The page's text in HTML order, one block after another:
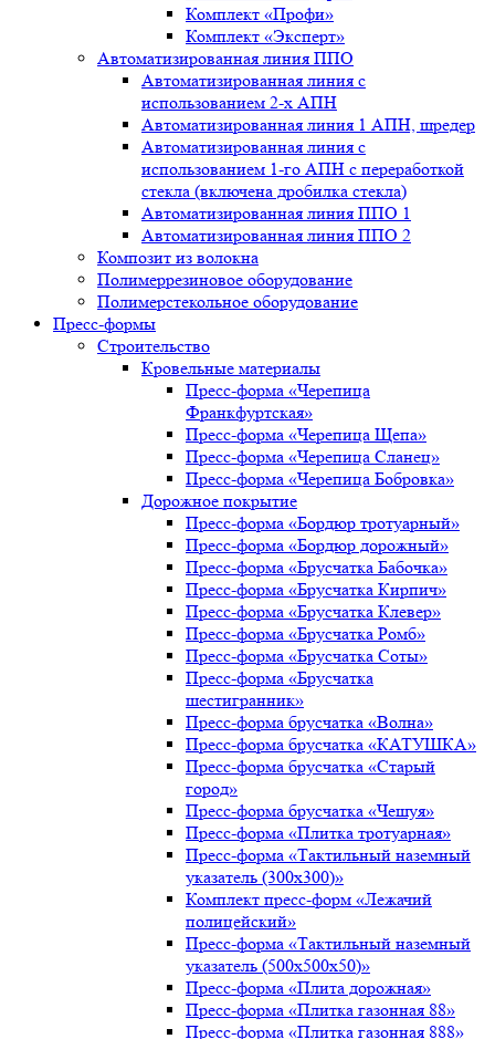
Комплект «Профи»
Комплект «Эксперт»
Автоматизированная линия ППО
Автоматизированная линия с
использованием 2-х АПН
Автоматизированная линия 1 АПН, шредер
Автоматизированная линия с
использованием 1-го АПН с переработкой
стекла (включена дробилка стекла)
Автоматизированная линия ППО 1
Автоматизированная линия ППО 2
Композит из волокна
Полимеррезиновое оборудование
Полимерстекольное оборудование
Пресс-формы
Строительство
Кровельные материалы
Пресс-форма «Черепица
Франкфуртская»
Пресс-форма «Черепица Щепа»
Пресс-форма «Черепица Сланец»
Пресс-форма «Черепица Бобровка»
Дорожное покрытие
Пресс-форма «Бордюр тротуарный»
Пресс-форма «Бордюр дорожный»
Пресс-форма «Брусчатка Бабочка»
Пресс-форма «Брусчатка Кирпич»
Пресс-форма «Брусчатка Клевер»
Пресс-форма «Брусчатка Ромб»
Пресс-форма «Брусчатка Соты»
Пресс-форма «Брусчатка
шестигранник»
Пресс-форма брусчатка «Волна»
Пресс-форма брусчатка «КАТУШКА»
Пресс-форма брусчатка «Старый
город»
Пресс-форма брусчатка «Чешуя»
Пресс-форма «Плитка тротуарная»
Пресс-форма «Тактильный наземный
указатель (300х300)»
Комплект пресс-форм «Лежачий
полицейский»
Пресс-форма «Тактильный наземный
указатель (500х500х50)»
Пресс-форма «Плита дорожная»
Пресс-форма «Плитка газонная 88»
Пресс-форма «Плитка газонная 888»